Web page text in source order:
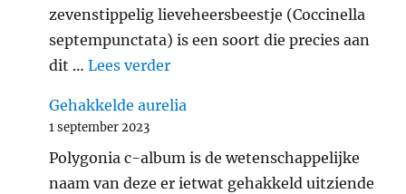
zevenstippelig lieveheersbeestje (Coccinella
septempunctata) is een soort die precies aan
dit …Lees verder"Zevenstippelig
Gehakkelde aurelia
1 september 2023
Polygonia c-album is de wetenschappelijke
naam van deze er ietwat gehakkeld uitziende